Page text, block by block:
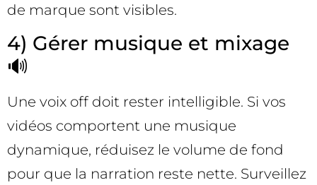
de marque sont visibles.
4) Gérer musique et mixage
🔊
Une voix off doit rester intelligible. Si vos
vidéos comportent une musique
dynamique, réduisez le volume de fond
pour que la narration reste nette. Surveillez